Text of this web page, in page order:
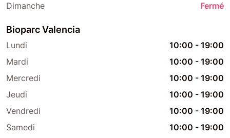
Dimanche
Fermé
Bioparc Valencia
Lundi 10:00 - 19:00
Mardi
10:00 - 19:00
Mercredi
10:00 - 19:00
Jeudi
10:00 - 19:00
Vendredi
10:00 - 19:00
Samedi
10:00 - 19:00